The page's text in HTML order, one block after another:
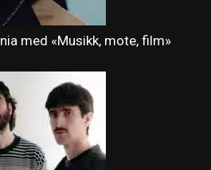
med «Musikk, mote, film»